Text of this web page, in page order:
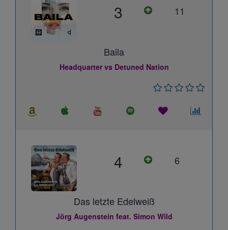
3 11
Baila
Headquarter vs Detuned Nation
4 6
Das letzte Edelweiß
Jörg Augenstein feat. Simon Wild